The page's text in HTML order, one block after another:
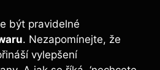
být pravidelné
. Nezapomínejte, ​že
vylepšení